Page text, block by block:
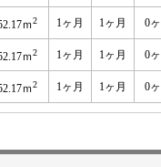
ｍ2 1ヶ月 1ヶ月 0
ｍ2 1ヶ月 1ヶ月 0
ｍ2 1ヶ月 1ヶ月 0